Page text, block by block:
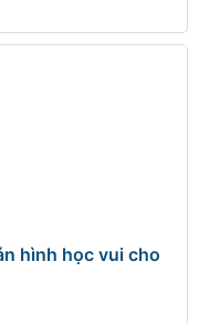
hình học vui cho